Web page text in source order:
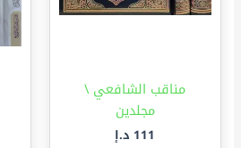
مناقب الشافعي \
مجلدين
111 د.إ